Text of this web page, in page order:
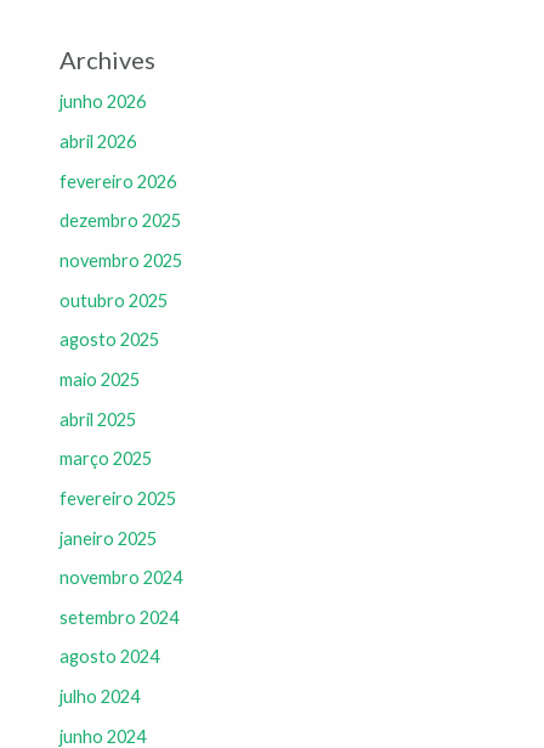
Archives
junho 2026
abril 2026
fevereiro 2026
dezembro 2025
novembro 2025
outubro 2025
agosto 2025
maio 2025
abril 2025
março 2025
fevereiro 2025
janeiro 2025
novembro 2024
setembro 2024
agosto 2024
julho 2024
junho 2024